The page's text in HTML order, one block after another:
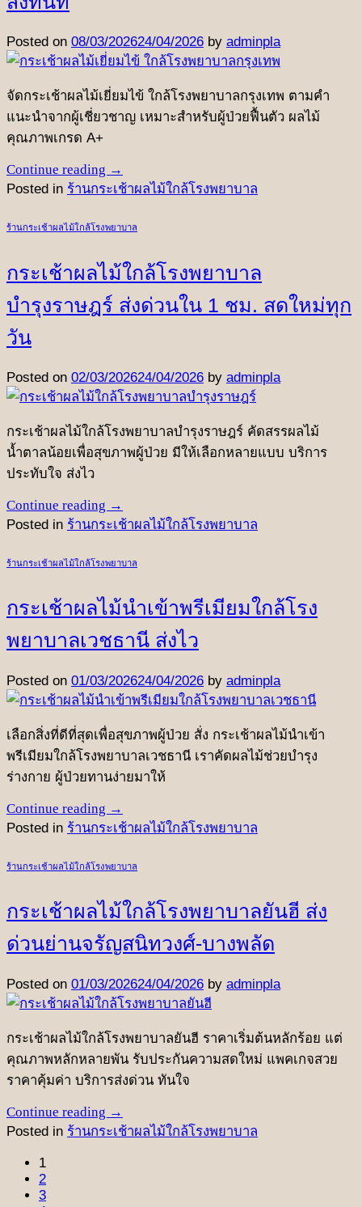
Posted on 08/03/202624/04/2026 by adminpla
จัดกระเช้าผลไม้เยี่ยมไข้ ใกล้โรงพยาบาลกรุงเทพ ตามคำ
แนะนำจากผู้เชี่ยวชาญ เหมาะสำหรับผู้ป่วยฟื้นตัว ผลไม้
คุณภาพเกรด A+
Continue reading →
Posted in ร้านกระเช้าผลไม้ใกล้โรงพยาบาล
ร้านกระเช้าผลไม้ใกล้โรงพยาบาล
กระเช้าผลไม้ใกล้โรงพยาบาล
บำรุงราษฎร์ ส่งด่วนใน 1 ชม. สดใหม่ทุก
วัน
Posted on 02/03/202624/04/2026 by adminpla
กระเช้าผลไม้ใกล้โรงพยาบาลบำรุงราษฎร์ คัดสรรผลไม้
น้ำตาลน้อยเพื่อสุขภาพผู้ป่วย มีให้เลือกหลายแบบ บริการ
ประทับใจ ส่งไว
Continue reading →
Posted in ร้านกระเช้าผลไม้ใกล้โรงพยาบาล
ร้านกระเช้าผลไม้ใกล้โรงพยาบาล
กระเช้าผลไม้นำเข้าพรีเมียมใกล้โรง
พยาบาลเวชธานี ส่งไว
Posted on 01/03/202624/04/2026 by adminpla
เลือกสิ่งที่ดีที่สุดเพื่อสุขภาพผู้ป่วย สั่ง กระเช้าผลไม้นำเข้า
พรีเมียมใกล้โรงพยาบาลเวชธานี เราคัดผลไม้ช่วยบำรุง
ร่างกาย ผู้ป่วยทานง่ายมาให้
Continue reading →
Posted in ร้านกระเช้าผลไม้ใกล้โรงพยาบาล
ร้านกระเช้าผลไม้ใกล้โรงพยาบาล
กระเช้าผลไม้ใกล้โรงพยาบาลยันฮี ส่ง
ด่วนย่านจรัญสนิทวงศ์-บางพลัด
Posted on 01/03/202624/04/2026 by adminpla
กระเช้าผลไม้ใกล้โรงพยาบาลยันฮี ราคาเริ่มต้นหลักร้อย แต่
คุณภาพหลักหลายพัน รับประกันความสดใหม่ แพคเกจสวย
ราคาคุ้มค่า บริการส่งด่วน ทันใจ
Continue reading →
Posted in ร้านกระเช้าผลไม้ใกล้โรงพยาบาล
1
2
3